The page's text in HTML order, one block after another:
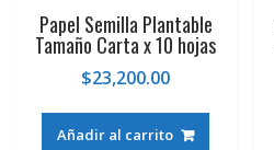
Papel Semilla Plantable
Tamaño Carta x 10 hojas
$23,200.00
Añadir al carrito